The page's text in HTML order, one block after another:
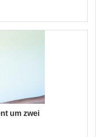
um zwei